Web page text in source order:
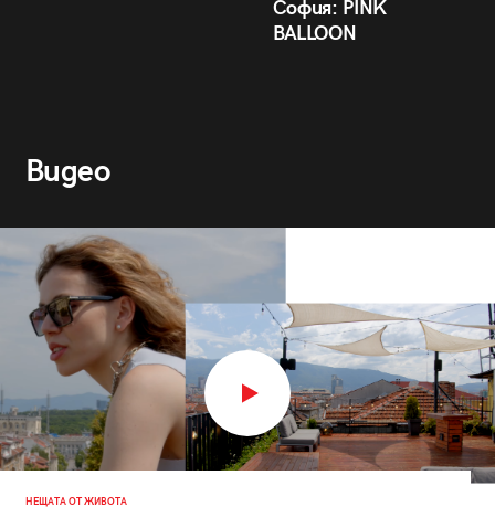
София: PINK
BALLOON
Видео
НЕЩАТА ОТ ЖИВОТА